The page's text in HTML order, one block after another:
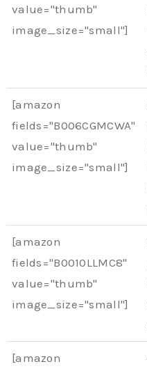
value="thumb"
image_size="small"]
[amazon
fields="B006CGMCWA"
value="thumb"
image_size="small"]
[amazon
fields="B0010LLMC8"
value="thumb"
image_size="small"]
[amazon